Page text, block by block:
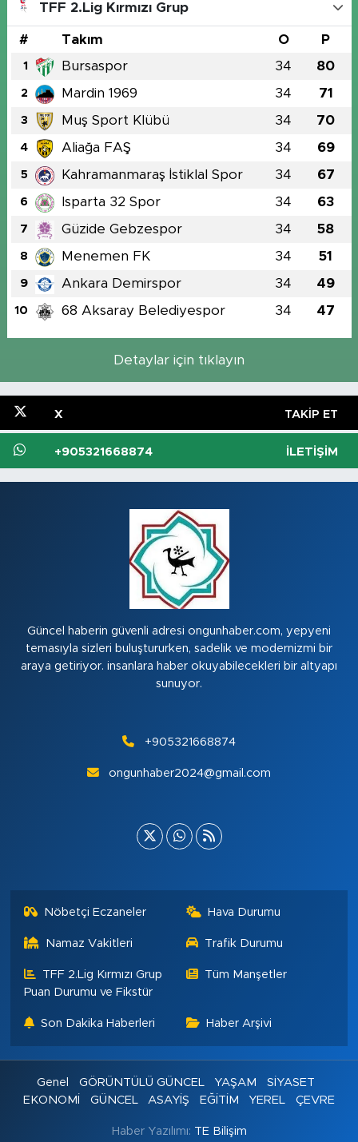
TFF 2.Lig Kırmızı Grup
# Takım O P
1 Bursaspor 34 80
2 Mardin 1969 34 71
3 Muş Sport Klübü 34 70
4 Aliağa FAŞ 34 69
5 Kahramanmaraş İstiklal Spor 34 67
6 Isparta 32 Spor 34 63
7 Güzide Gebzespor 34 58
8 Menemen FK 34 51
9 Ankara Demirspor 34 49
10 68 Aksaray Belediyespor 34 47
Detaylar için tıklayın
X TAKIP ET
+905321668874 İLETIŞIM
Güncel haberin güvenli adresi ongunhaber.com, yepyeni
temasıyla sizleri buluştururken, sadelik ve modernizmi bir
araya getiriyor. insanlara haber okuyabilecekleri bir altyapı
sunuyor.
+905321668874
ongunhaber2024@gmail.com
Nöbetçi Eczaneler Hava Durumu
Namaz Vakitleri Trafik Durumu
TFF 2.Lig Kırmızı Grup
Puan Durumu ve Fikstür
Tüm Manşetler
Son Dakika Haberleri Haber Arşivi
Genel GÖRÜNTÜLÜ GÜNCEL YAŞAM
SİYASET
EKONOMİ
GÜNCEL ASAYİŞ EĞİTİM YEREL ÇEVRE
Haber Yazılımı: TE Bilişim